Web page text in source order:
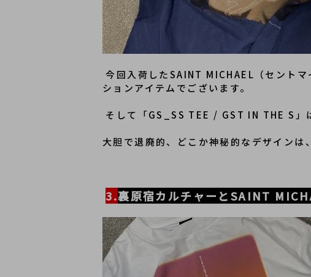
今回入荷したSAINT MICHAEL（セントマイケル）の「EV_SS TEE / ORANGE」は、アニメ「EVENGELION」とのコラボレー
ションアイテムでございます。
そして「GS_SS TEE / GST IN THE S」
大胆で退廃的、どこか神秘的なデザインは
3.裏原宿カルチャーとSAINT